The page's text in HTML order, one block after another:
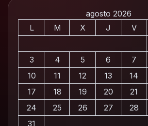
agosto 2026
L
M X J V
3
4 5 6 7
10
11 12 13 14
17
18 19 20 21
24
25 26 27 28
31